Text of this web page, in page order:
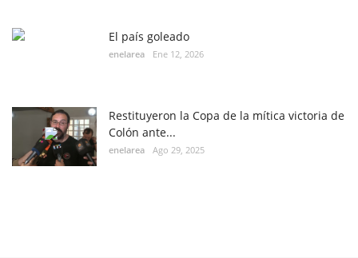
El país goleado
enelarea Ene 12, 2026
Restituyeron la Copa de la mítica victoria de
Colón ante...
enelarea Ago 29, 2025